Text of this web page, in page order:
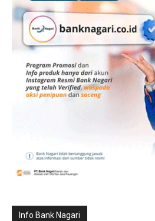
Info Bank Nagari